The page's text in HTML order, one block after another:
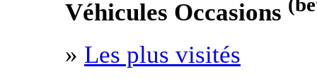
Véhicules Occasions
» Les plus visités